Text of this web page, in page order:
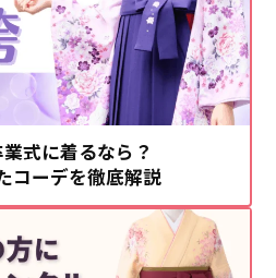
式に着るなら？
コーデを徹底解説